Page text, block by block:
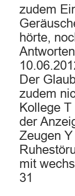
zudem
hörte,
Der
zudem
Kollege
der
Zeugen
mit
31